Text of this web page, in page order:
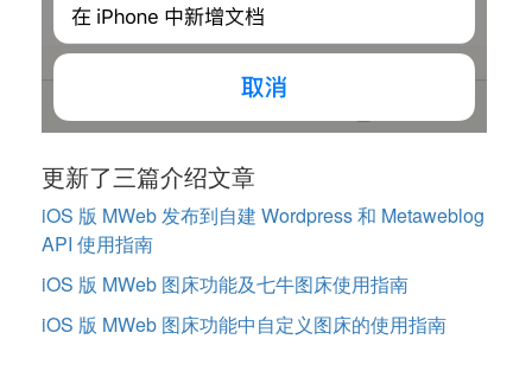
更新了三篇介绍文章
iOS 版 MWeb 发布到自建 Wordpress 和 Metaweblog
API 使用指南
iOS 版 MWeb 图床功能及七牛图床使用指南
iOS 版 MWeb 图床功能中自定义图床的使用指南